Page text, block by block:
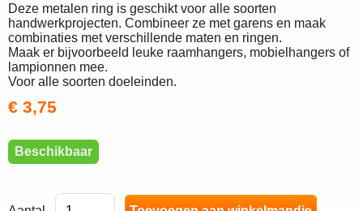
Deze metalen ring is geschikt voor alle soorten
handwerkprojecten. Combineer ze met garens en maak
combinaties met verschillende maten en ringen.
Maak er bijvoorbeeld leuke raamhangers, mobielhangers of
lampionnen mee.
Voor alle soorten doeleinden.
€ 3,75
Beschikbaar